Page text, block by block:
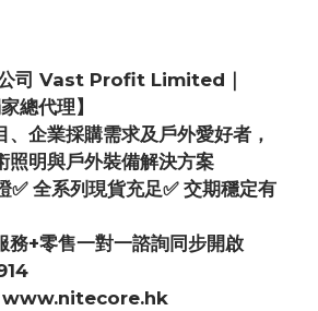
司 Vast Profit Limited｜
總代理】
、企業採購需求及戶外愛好者，
照明與戶外裝備解決方案
✅ 全系列現貨充足✅ 交期穩定有
務+零售一對一諮詢同步開啟
www.nitecore.hk